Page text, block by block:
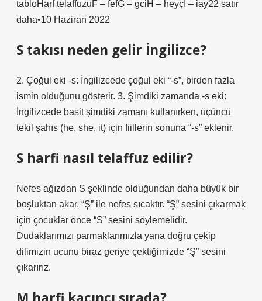
tabloHarf telaffuzuF – fefG – gciH – heyçI – iay22 satır
daha•10 Haziran 2022
S takısı neden gelir İngilizce?
2. Çoğul eki -s: İngilizcede çoğul eki “-s”, birden fazla
ismin olduğunu gösterir. 3. Şimdiki zamanda -s eki:
İngilizcede basit şimdiki zamanı kullanırken, üçüncü
tekil şahıs (he, she, it) için fiillerin sonuna “-s” eklenir.
S harfi nasıl telaffuz edilir?
Nefes ağızdan S şeklinde olduğundan daha büyük bir
boşluktan akar. “Ş” ile nefes sıcaktır. “Ş” sesini çıkarmak
için çocuklar önce “S” sesini söylemelidir.
Dudaklarımızı parmaklarımızla yana doğru çekip
dilimizin ucunu biraz geriye çektiğimizde “Ş” sesini
çıkarırız.